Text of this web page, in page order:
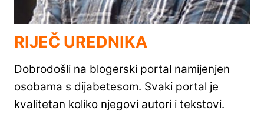
RIJEČ UREDNIKA
Dobrodošli na blogerski portal namijenjen
osobama s dijabetesom. Svaki portal je
kvalitetan koliko njegovi autori i tekstovi.